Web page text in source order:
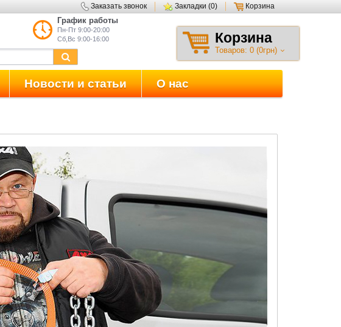
Заказать звонок Закладки (0)
Корзина
График работы
Пн-Пт 9:00-20:00
Сб,Вс 9:00-16:00
Корзина
Товаров: 0 (0грн)
Новости и статьи О нас